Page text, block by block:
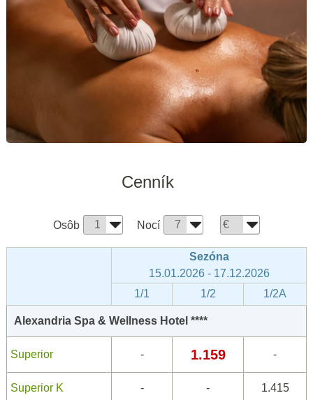
Cenník
Osôb Nocí
Sezóna
15.01.2026 - 17.12.2026
1/1
1/2 1/2A
Alexandria Spa & Wellness Hotel ****
Superior - 1.159 -
Superior K - - 1.415